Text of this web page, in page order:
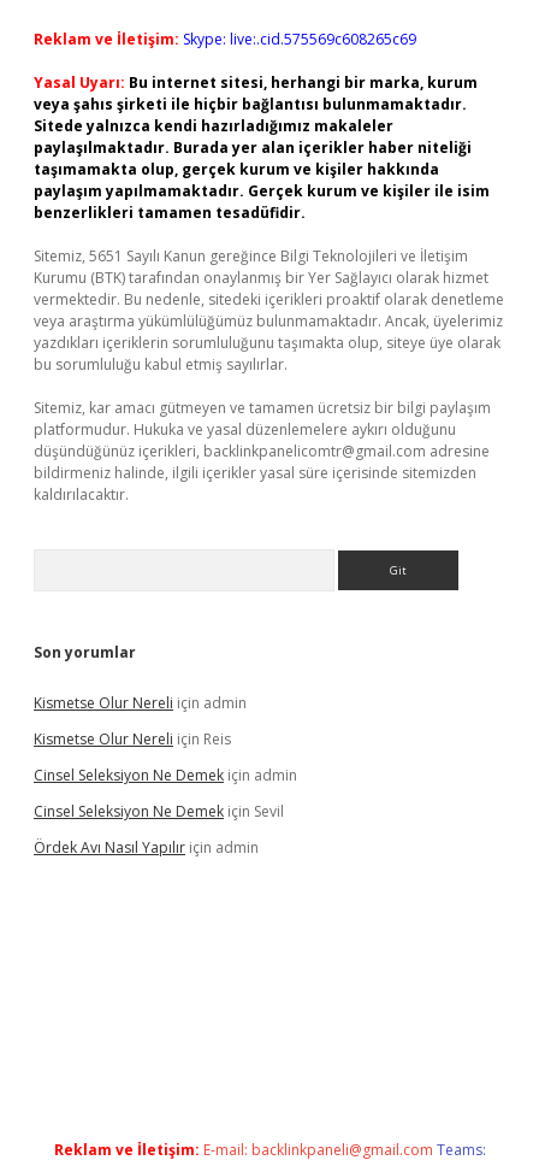
Reklam ve İletişim: Skype: live:.cid.575569c608265c69
Yasal Uyarı: Bu internet sitesi, herhangi bir marka, kurum
veya şahıs şirketi ile hiçbir bağlantısı bulunmamaktadır.
Sitede yalnızca kendi hazırladığımız makaleler
paylaşılmaktadır. Burada yer alan içerikler haber niteliği
taşımamakta olup, gerçek kurum ve kişiler hakkında
paylaşım yapılmamaktadır. Gerçek kurum ve kişiler ile isim
benzerlikleri tamamen tesadüfidir.
Sitemiz, 5651 Sayılı Kanun gereğince Bilgi Teknolojileri ve İletişim
Kurumu (BTK) tarafından onaylanmış bir Yer Sağlayıcı olarak hizmet
vermektedir. Bu nedenle, sitedeki içerikleri proaktif olarak denetleme
veya araştırma yükümlülüğümüz bulunmamaktadır. Ancak, üyelerimiz
yazdıkları içeriklerin sorumluluğunu taşımakta olup, siteye üye olarak
bu sorumluluğu kabul etmiş sayılırlar.
Sitemiz, kar amacı gütmeyen ve tamamen ücretsiz bir bilgi paylaşım
platformudur. Hukuka ve yasal düzenlemelere aykırı olduğunu
düşündüğünüz içerikleri, backlinkpanelicomtr@gmail.com adresine
bildirmeniz halinde, ilgili içerikler yasal süre içerisinde sitemizden
kaldırılacaktır.
Son yorumlar
Kismetse Olur Nereli için admin
Kismetse Olur Nereli için Reis
Cinsel Seleksiyon Ne Demek için admin
Cinsel Seleksiyon Ne Demek için Sevil
Ördek Avı Nasıl Yapılır için admin
Reklam ve İletişim: E-mail: backlinkpaneli@gmail.com Teams: